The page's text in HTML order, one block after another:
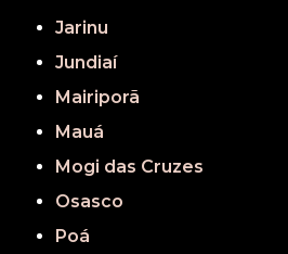
Jarinu
Jundiaí
Mairiporã
Mauá
Mogi das Cruzes
Osasco
Poá